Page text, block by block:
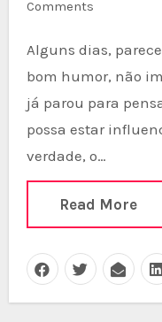
Comments
Alguns dias, parece impossível manter um
bom humor, não
já parou para
possa estar
verdade, o…
Read More